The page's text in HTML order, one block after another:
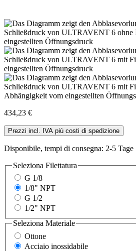
434,23 €
Prezzi incl. IVA più costi di spedizione
Disponibile, tempi di consegna: 2-5 Tage
Seleziona Filettatura
G 1/8
1/8" NPT
G 1/2
1/2" NPT
Seleziona Materiale
Ottone
Acciaio inossidabile